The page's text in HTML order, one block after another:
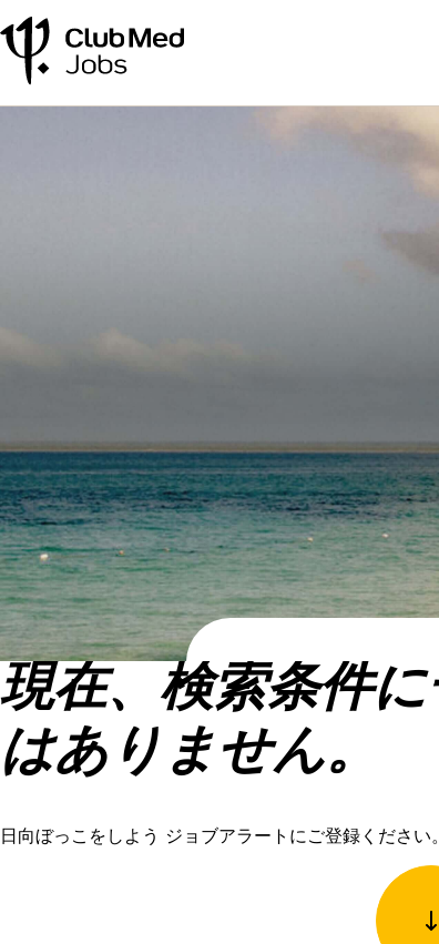
現在、検索条件
はありません。
日向ぼっこをしよう ジョブアラートにご登録ください。